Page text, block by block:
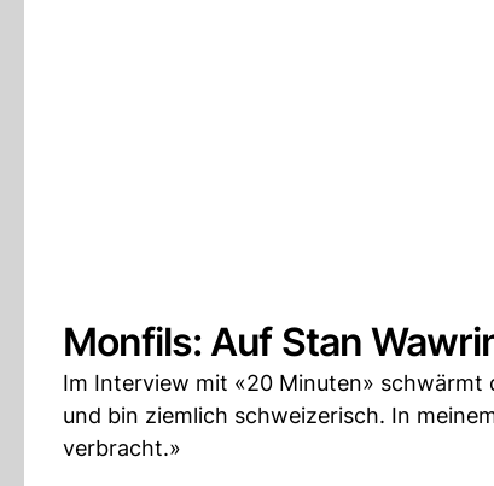
Monfils: Auf Stan
Im Interview mit «20 Minuten» schwärmt
und bin ziemlich schweizerisch. In
verbracht.»